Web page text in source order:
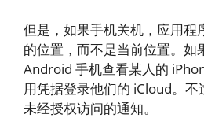
但是，如果手机关机，应用程
的位置，而不是当前位置。如
Android 手机查看某人的
用凭据登录他们的 iCloud。
未经授权访问的通知。